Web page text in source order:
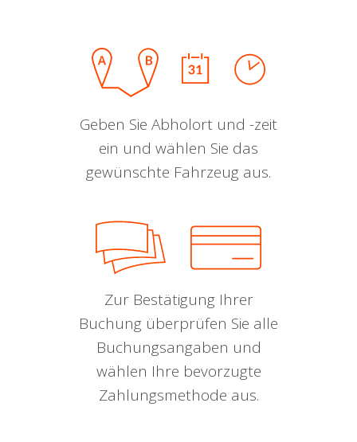
Geben Sie Abholort und -zeit
ein und wählen Sie das
gewünschte Fahrzeug aus.
Zur Bestätigung Ihrer
Buchung überprüfen Sie alle
Buchungsangaben und
wählen Ihre bevorzugte
Zahlungsmethode aus.